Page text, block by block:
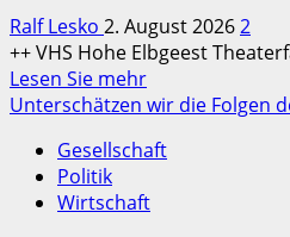
Ralf Lesko 2. August 20262
++ VHS Hohe Elbgeest
Lesen Sie mehrRead
more
Wentorfer
Unterschätzen wir die Folgen
Gesellschaft
Politik
Wirtschaft